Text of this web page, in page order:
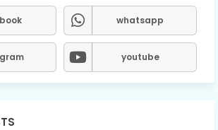
whatsapp
youtube